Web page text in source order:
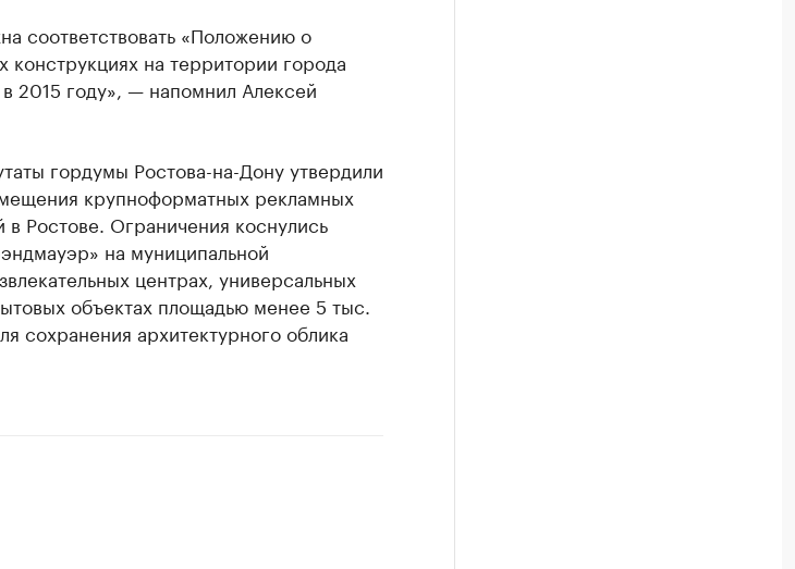
соответствовать «Положению о
на территории города
2015 году», — напомнил Алексей
гордумы Ростова-на-Дону утвердили
крупноформатных рекламных
в Ростове. Ограничения коснулись
на муниципальной
центрах, универсальных
объектах площадью менее 5 тыс.
сохранения архитектурного облика